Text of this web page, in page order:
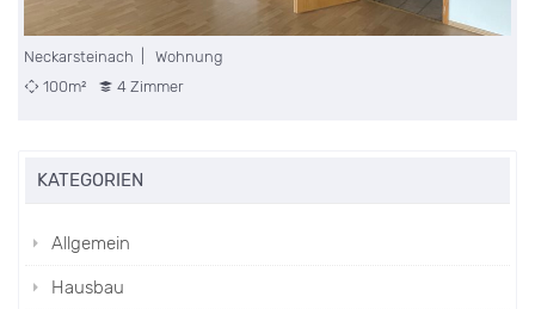
Neckarsteinach | Wohnung
100m²
4 Zimmer
KATEGORIEN
Allgemein
Hausbau